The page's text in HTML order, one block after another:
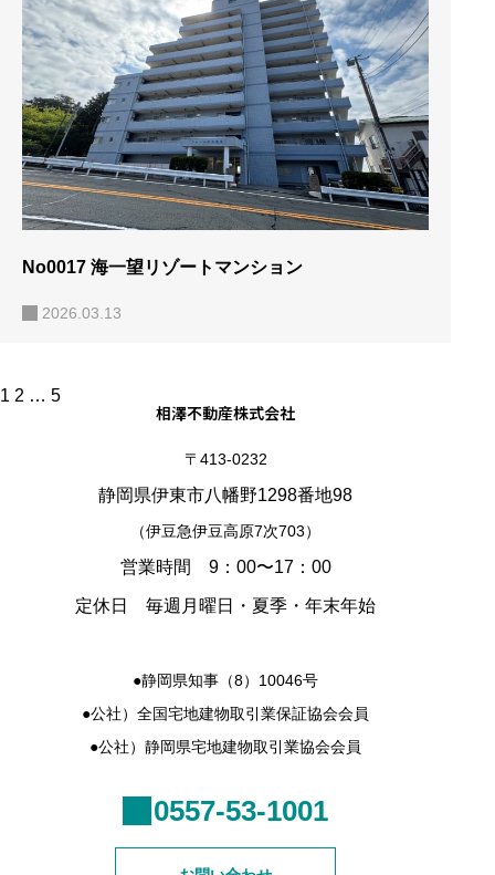
No0017 海一望リゾートマンション
2026.03.13
投
1 2 … 5
相澤不動産株式会社
〒413-0232
静岡県伊東市八幡野1298番地98
（伊豆急伊豆高原7次703）
営業時間 9：00〜17：00
定休日 毎週月曜日・夏季・年末年始
●静岡県知事（8）10046号
●公社）全国宅地建物取引業保証協会会員
●公社）静岡県宅地建物取引業協会会員
0557-53-1001